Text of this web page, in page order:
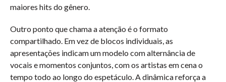
maiores hits do gênero.
Outro ponto que chama a atenção é o formato
compartilhado. Em vez de blocos individuais, as
apresentações indicam um modelo com alternância de
vocais e momentos conjuntos, com os artistas em cena o
tempo todo ao longo do espetáculo. A dinâmica reforça a